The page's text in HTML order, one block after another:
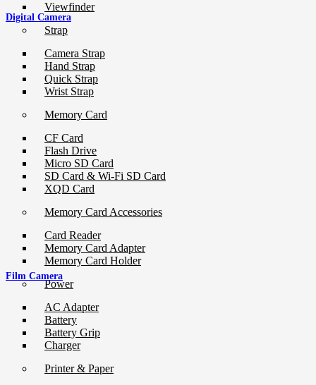
Viewfinder
Strap
Camera Strap
Hand Strap
Quick Strap
Wrist Strap
Memory Card
CF Card
Flash Drive
Micro SD Card
SD Card & Wi-Fi SD Card
XQD Card
Memory Card Accessories
Card Reader
Memory Card Adapter
Memory Card Holder
Power
AC Adapter
Battery
Battery Grip
Charger
Printer & Paper
Digital Camera
Film Camera